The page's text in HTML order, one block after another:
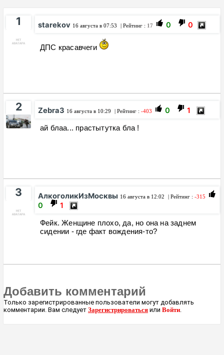
1 starekov 16 августа в 07:53 | Рейтинг : 17 0 0
ДПС красавчеги
2 Zebra3 16 августа в 10:29 | Рейтинг : -403 0 1
ай блаа... прастытутка бла !
3 АлкоголикИзМосквы 16 августа в 12:02 | Рейтинг : -315
0 1
Фейк. Женщине плохо, да, но она на заднем
сидении - где факт вождения-то?
Добавить комментарий
Только зарегистрированные пользователи могут добавлять
комментарии. Вам следует Зарегистрироваться или Войти